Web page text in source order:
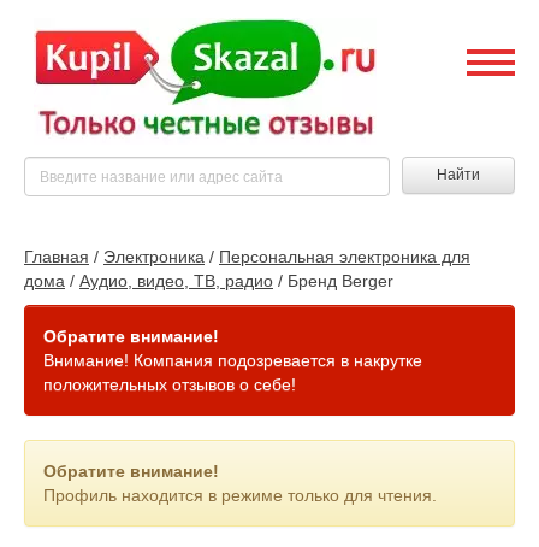
Найти
Главная / Электроника / Персональная электроника для
дома / Аудио, видео, ТВ, радио / Бренд Berger
Обратите внимание!
Внимание! Компания подозревается в накрутке
положительных отзывов о себе!
Обратите внимание!
Профиль находится в режиме только для чтения.